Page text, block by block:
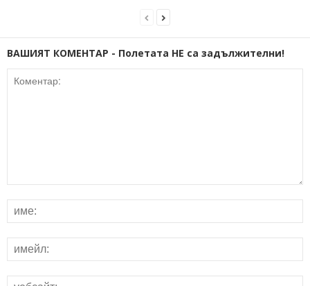
ВАШИЯТ КОМЕНТАР - Полетата НЕ са задължителни!